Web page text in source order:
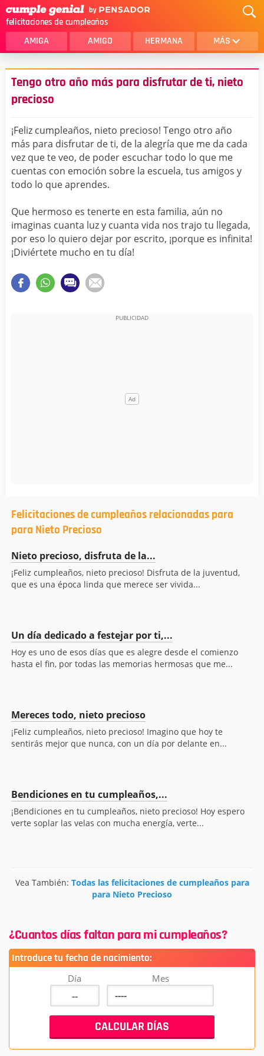
felicitaciones de cumpleaños
AMIGA AMIGO HERMANA MÁS
MAMA
AMOR
CRISTIANOS
HERMANO
HIJO
NOVIA
ESPOSO
PAPA
TIA
CUÑADA
ALGUIEN ESPECIAL
PRIMO
Tengo otro año más para disfrutar de ti, nieto
precioso
¡Feliz cumpleaños, nieto precioso! Tengo otro año
más para disfrutar de ti, de la alegría que me da cada
vez que te veo, de poder escuchar todo lo que me
cuentas con emoción sobre la escuela, tus amigos y
todo lo que aprendes.
Que hermoso es tenerte en esta familia, aún no
imaginas cuanta luz y cuanta vida nos trajo tu llegada,
por eso lo quiero dejar por escrito, ¡porque es infinita!
¡Diviértete mucho en tu día!
Felicitaciones de cumpleaños relacionadas para
para Nieto Precioso
Nieto precioso, disfruta de la...
¡Feliz cumpleaños, nieto precioso! Disfruta de la juventud,
que es una época linda que merece ser vivida...
Un día dedicado a festejar por ti,...
Hoy es uno de esos días que es alegre desde el comienzo
hasta el fin, por todas las memorias hermosas que me...
Mereces todo, nieto precioso
¡Feliz cumpleaños, nieto precioso! Imagino que hoy te
sentirás mejor que nunca, con un día por delante en...
Bendiciones en tu cumpleaños,...
¡Bendiciones en tu cumpleaños, nieto precioso! Hoy espero
verte soplar las velas con mucha energía, verte...
Vea También: Todas las felicitaciones de cumpleaños para
para Nieto Precioso
¿Cuantos días faltan para mi cumpleaños?
Introduce tu fecha de nacimiento:
Día Mes